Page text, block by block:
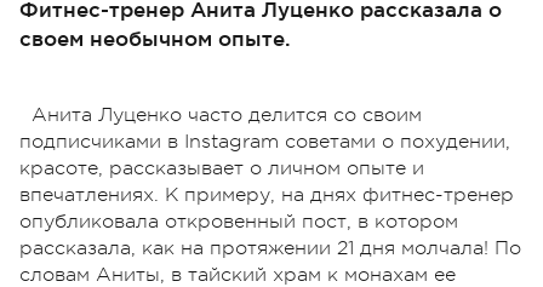
Фитнес-тренер Анита Луценко рассказала о
своем необычном опыте.
Анита Луценко часто делится со своим
подписчиками в Instagram советами о похудении,
красоте, рассказывает о личном опыте и
впечатлениях. К примеру, на днях фитнес-тренер
опубликовала откровенный пост, в котором
рассказала, как на протяжении 21 дня молчала! По
словам Аниты, в тайский храм к монахам ее